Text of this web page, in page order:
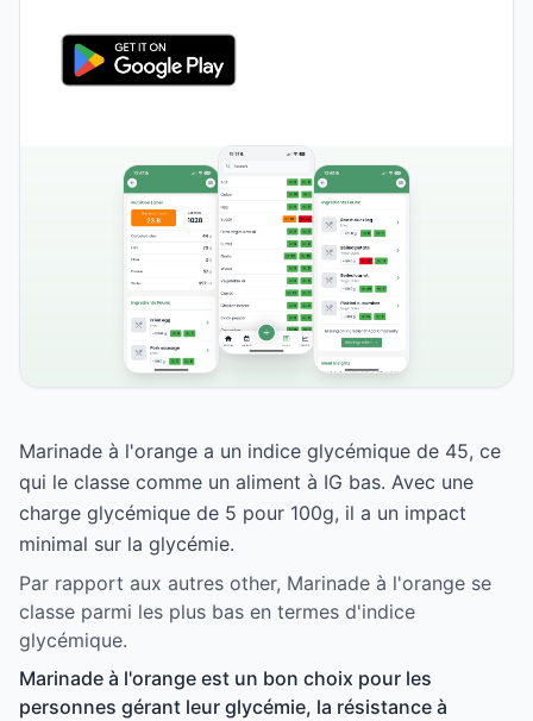
Marinade à l'orange a un indice glycémique de 45, ce
qui le classe comme un aliment à IG bas. Avec une
charge glycémique de 5 pour 100g, il a un impact
minimal sur la glycémie.
Par rapport aux autres other, Marinade à l'orange se
classe parmi les plus bas en termes d'indice
glycémique.
Marinade à l'orange est un bon choix pour les
personnes gérant leur glycémie, la résistance à